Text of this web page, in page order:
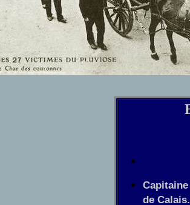
de